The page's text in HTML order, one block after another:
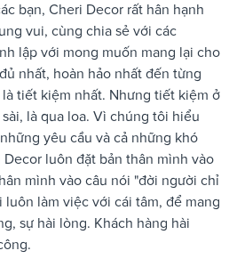
bạn, Cheri Decor rất hân hạnh
vui, cùng chia sẻ với các
lập với mong muốn mang lại cho
nhất, hoàn hảo nhất đến từng
tiết kiệm nhất. Nhưng tiết kiệm ở
là qua loa. Vì chúng tôi hiểu
yêu cầu và cả những khó
luôn đặt bản thân mình vào
mình vào câu nói "đời người chỉ
làm việc với cái tâm, để mang
sự hài lòng. Khách hàng hài